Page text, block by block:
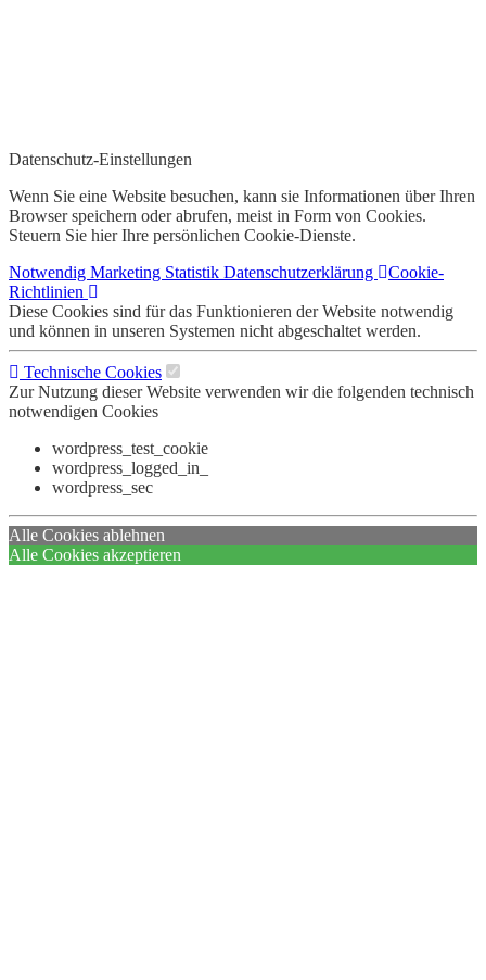
Datenschutz-Einstellungen
Wenn Sie eine Website besuchen, kann sie Informationen über Ihren
Browser speichern oder abrufen, meist in Form von Cookies.
Steuern Sie hier Ihre persönlichen Cookie-Dienste.
Notwendig Marketing Statistik Datenschutzerklärung
Cookie-
Richtlinien
Diese Cookies sind für das Funktionieren der Website notwendig
und können in unseren Systemen nicht abgeschaltet werden.
Technische Cookies
Zur Nutzung dieser Website verwenden wir die folgenden technisch
notwendigen Cookies
wordpress_test_cookie
wordpress_logged_in_
wordpress_sec
Alle Cookies ablehnen
Alle Cookies akzeptieren